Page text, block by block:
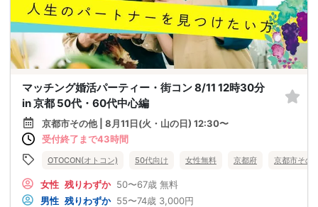
マッチング婚活パーティー・街コン 8/11 12時30分
in 京都 50代・60代中心編
京都市その他 | 8月11日(火・山の日) 12:30〜
受付終了まで43時間
OTOCON(オトコン) 50代向け 女性無料 京都府 京都市その
女性 残りわずか 50〜67歳 無料
男性 残りわずか 55〜74歳 3,000円